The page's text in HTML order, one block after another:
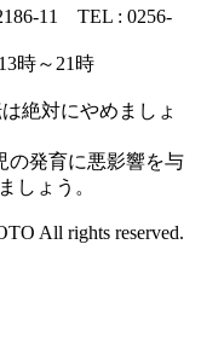
11 TEL : 0256-
時～21時
絶対にやめましょ
の発育に悪影響を与
しょう。
All rights reserved.